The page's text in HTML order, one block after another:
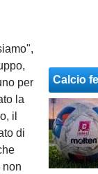
per
la
il
di
non
Calcio